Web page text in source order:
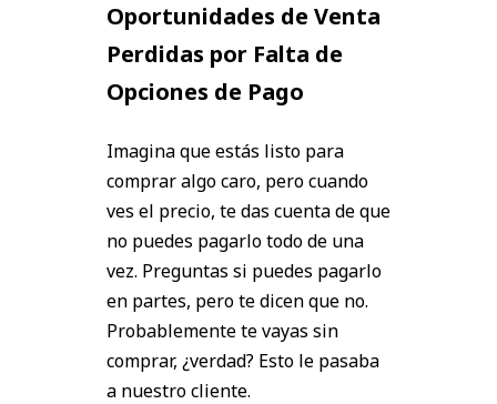
Oportunidades de Venta
Perdidas por Falta de
Opciones de Pago
Imagina que estás listo para
comprar algo caro, pero cuando
ves el precio, te das cuenta de que
no puedes pagarlo todo de una
vez. Preguntas si puedes pagarlo
en partes, pero te dicen que no.
Probablemente te vayas sin
comprar, ¿verdad? Esto le pasaba
a nuestro cliente.